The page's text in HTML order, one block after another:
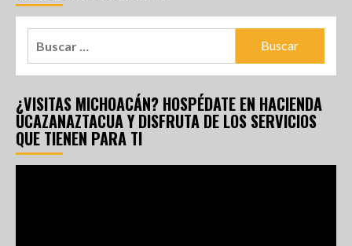
¿VISITAS MICHOACÁN? HOSPÉDATE EN HACIENDA
UCAZANAZTACUA Y DISFRUTA DE LOS SERVICIOS
QUE TIENEN PARA TI